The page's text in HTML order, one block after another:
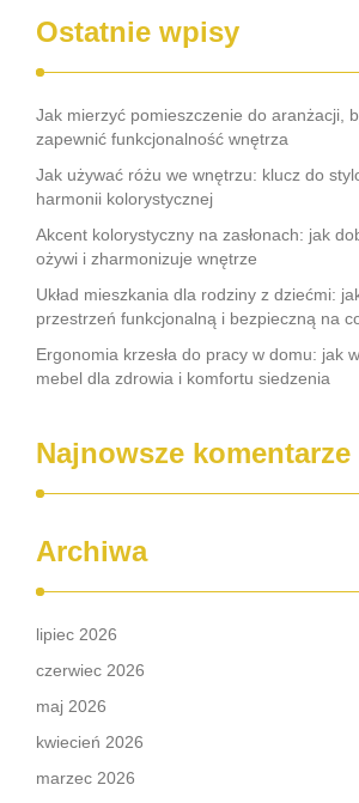
Ostatnie wpisy
Jak mierzyć pomieszczenie do aranżacji,
zapewnić funkcjonalność wnętrza
Jak używać różu we wnętrzu: klucz do
harmonii kolorystycznej
Akcent kolorystyczny na zasłonach: jak
ożywi i zharmonizuje wnętrze
Układ mieszkania dla rodziny z dziećmi:
przestrzeń funkcjonalną i bezpieczną na
Ergonomia krzesła do pracy w domu: jak
mebel dla zdrowia i komfortu siedzenia
Najnowsze komentarze
Archiwa
lipiec 2026
czerwiec 2026
maj 2026
kwiecień 2026
marzec 2026